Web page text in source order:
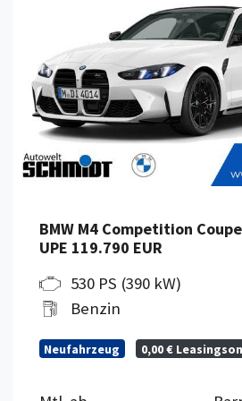
BMW M4 Competition
UPE 119.790 EUR
530 PS (390 kW)
Benzin
Neufahrzeug 0,00 €